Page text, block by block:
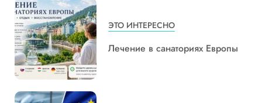
ЭТО ИНТЕРЕСНО
Лечение в санаториях Европы